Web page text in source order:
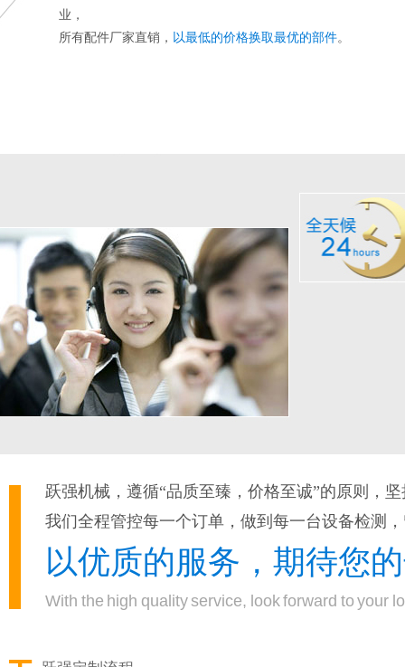
业，
所有配件厂家直销， 以最低的价格换取最优的部件。
跃强机械，遵循“品质至臻，价格至诚”的原则，坚
我们全程管控每一个订单，做到每一台设备检测
以优质的服务，期待您
With the high quality service, look forward to your